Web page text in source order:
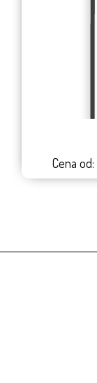
Cena od: